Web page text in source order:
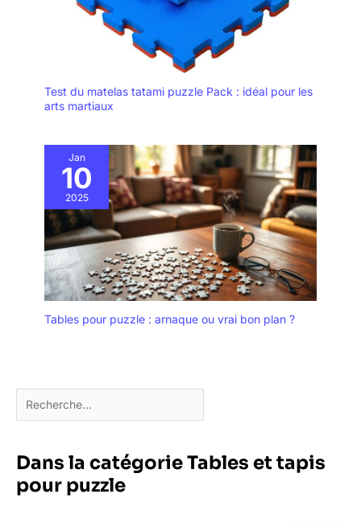
Test du matelas tatami puzzle Pack : idéal pour les
arts martiaux
Jan
10
2025
Tables pour puzzle : arnaque ou vrai bon plan ?
Dans la catégorie Tables et tapis
pour puzzle